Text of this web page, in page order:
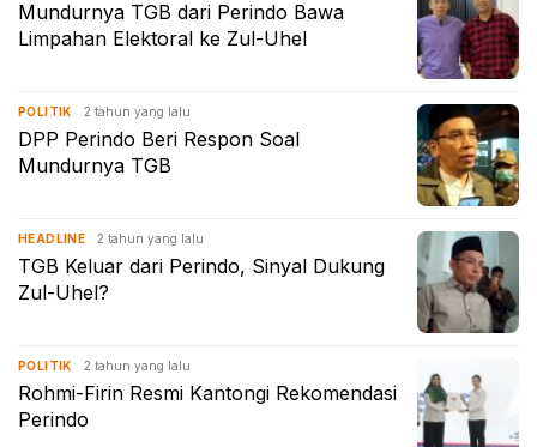
Mundurnya TGB dari Perindo Bawa
Limpahan Elektoral ke Zul-Uhel
POLITIK 2 tahun yang lalu
DPP Perindo Beri Respon Soal
Mundurnya TGB
HEADLINE 2 tahun yang lalu
TGB Keluar dari Perindo, Sinyal Dukung
Zul-Uhel?
POLITIK 2 tahun yang lalu
Rohmi-Firin Resmi Kantongi Rekomendasi
Perindo